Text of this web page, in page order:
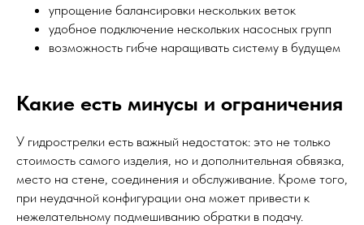
упрощение балансировки нескольких веток
удобное подключение нескольких насосных групп
возможность гибче наращивать систему в будущем
Какие есть минусы и ограничения
У гидрострелки есть важный недостаток: это не только
стоимость самого изделия, но и дополнительная обвязка,
место на стене, соединения и обслуживание. Кроме того,
при неудачной конфигурации она может привести к
нежелательному подмешиванию обратки в подачу.